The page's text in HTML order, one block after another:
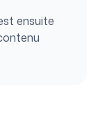
ensuite